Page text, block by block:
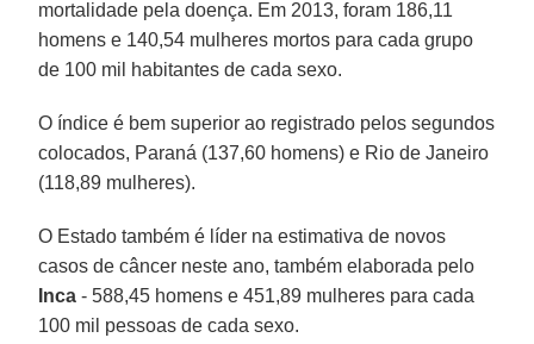
mortalidade pela doença. Em 2013, foram 186,11
homens e 140,54 mulheres mortos para cada grupo
de 100 mil habitantes de cada sexo.
O índice é bem superior ao registrado pelos segundos
colocados, Paraná (137,60 homens) e Rio de Janeiro
(118,89 mulheres).
O Estado também é líder na estimativa de novos
casos de câncer neste ano, também elaborada pelo
Inca - 588,45 homens e 451,89 mulheres para cada
100 mil pessoas de cada sexo.